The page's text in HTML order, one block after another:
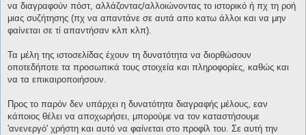
να διαγραφούν πόστ, αλλάζοντας/αλλοιώνοντας το ιστορικό ή πχ τη ροή
μιας συζήτησης (πχ να απαντάνε σε αυτά απο κατω άλλοι και να μην
φαίνεται σε τί απαντήσαν κλπ κλπ).
Τα μέλη της ιστοσελίδας έχουν τη δυνατότητα να διορθώσουν
οποτεδήποτε τα προσωπικά τους στοιχεία και πληροφορίες, καθώς και
να τα επικαιροποιήσουν.
Προς το παρόν δεν υπάρχει η δυνατότητα διαγραφής μέλους, εαν
κάποιος θέλει να αποχωρήσει, μπορούμε να τον καταστήσουμε
'ανενεργό' χρήστη και αυτό να φαίνεται στο προφίλ του. Σε αυτή την